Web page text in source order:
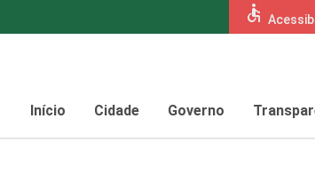
accessible
Início Cidade Governo